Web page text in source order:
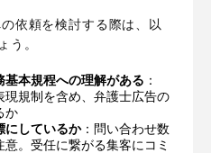
依頼を検討する際は、以
う。
基本規程への理解がある ：
現規制を含め、弁護士広告の
か
にしているか：問い合わせ数
。受任に繋がる集客にコミ